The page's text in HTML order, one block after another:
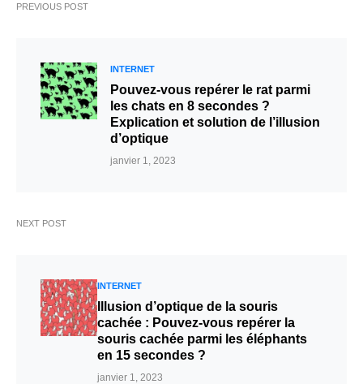
PREVIOUS POST
INTERNET
Pouvez-vous repérer le rat parmi
les chats en 8 secondes ?
Explication et solution de l’illusion
d’optique
janvier 1, 2023
NEXT POST
INTERNET
Illusion d’optique de la souris
cachée : Pouvez-vous repérer la
souris cachée parmi les éléphants
en 15 secondes ?
janvier 1, 2023